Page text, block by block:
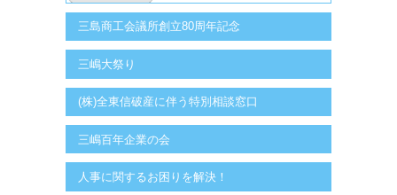
三島商工会議所創立80周年記念
三嶋大祭り
(株)全東信破産に伴う特別相談窓口
三嶋百年企業の会
人事に関するお困りを解決！